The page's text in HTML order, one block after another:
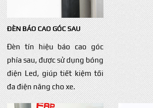
ĐÈN BÁO CAO GÓC SAU
Đèn tín hiệu báo cao góc
phía sau, được sử dụng bóng
điện Led, giúp tiết kiệm tối
đa điện năng cho xe.